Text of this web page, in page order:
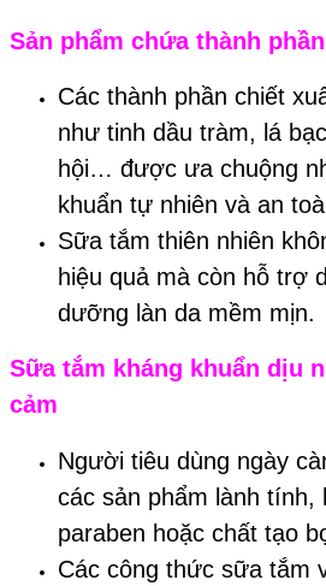
Sản phẩm chứa thành
Các thành phần chiết
như tinh dầu tràm, lá
hội… được ưa chuộng
khuẩn tự nhiên và an
Sữa tắm thiên nhiên
hiệu quả mà còn hỗ trợ
dưỡng làn da mềm mịn.
Sữa tắm kháng khuẩn dịu
cảm
Người tiêu dùng ngày
các sản phẩm lành tính,
paraben hoặc chất tạo
Các công thức sữa tắm